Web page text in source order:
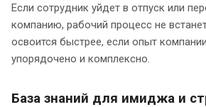
Если сотрудник уйдет в отпуск или
компанию, рабочий процесс не
освоится быстрее, если опыт
упорядочено и комплексно.
База знаний для имиджа и